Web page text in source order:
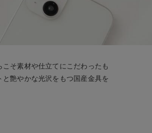
そ素材や仕立てにこだわったも
艶やかな光沢をもつ国産金具を